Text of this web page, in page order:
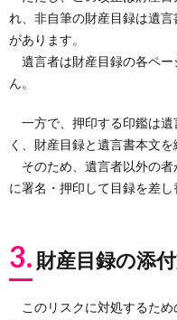
れ、非自筆の財産目録は遺
があります。
遺言者は財産目録の各ペー
ん。
一方で、押印する印鑑は遺
く、財産目録と遺言書本文を
そのため、遺言者以外の者
に署名・押印して目録を差し
3. 財産目録の添
このリスクに対処するため